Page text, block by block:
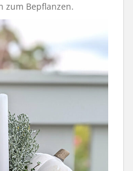
zum Bepflanzen.